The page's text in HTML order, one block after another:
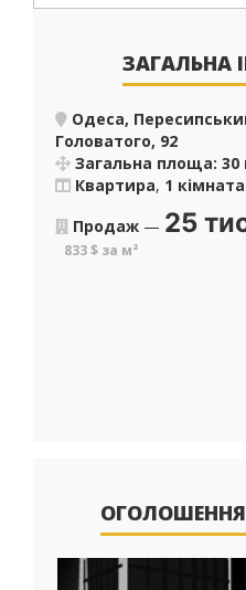
ЗАГАЛЬНА
Одеса,
Головатого, 92
Загальна площа: 30
Квартира, 1 кімната
Продаж — 25
833 $ за м²
ОГОЛОШЕННЯ